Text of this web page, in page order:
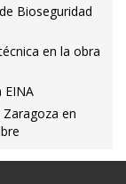
Bioseguridad
en la obra
EINA
en